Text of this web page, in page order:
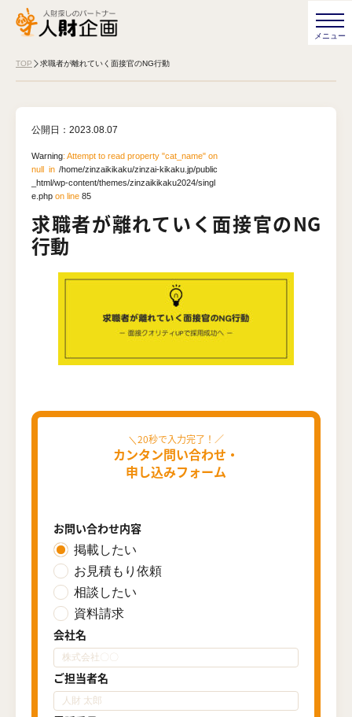
TOP 求職者が離れていく面接官のNG行動
公開日： 2023.08.07
Warning: Attempt to read property "cat_name" on
null in/home/zinzaikikaku/zinzai-kikaku.jp/public
_html/wp-content/themes/zinzaikikaku2024/singl
e.php on line 85
求職者が離れていく面接官のNG
行動
カンタン問い合わせ・
申し込みフォーム
お問い合わせ内容
掲載したい
お見積もり依頼
相談したい
資料請求
会社名
ご担当者名